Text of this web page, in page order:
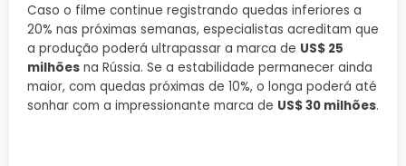
Caso o filme continue registrando quedas inferiores a
20% nas próximas semanas, especialistas acreditam que
a produção poderá ultrapassar a marca de US$ 25
milhões na Rússia. Se a estabilidade permanecer ainda
maior, com quedas próximas de 10%, o longa poderá até
sonhar com a impressionante marca de US$ 30 milhões.